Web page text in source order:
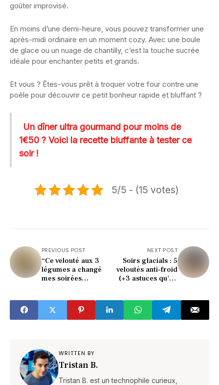
goûter improvisé.
En moins d’une demi-heure, vous pouvez transformer une
après-midi ordinaire en un moment cozy. Avec une boule
de glace ou un nuage de chantilly, c’est la touche sucrée
idéale pour enchanter petits et grands.
Et vous ? Êtes-vous prêt à troquer votre four contre une
poêle pour découvrir ce petit bonheur rapide et bluffant ?
Un dîner ultra gourmand pour moins de
1€50 ? Voici la recette bluffante à tester ce
soir !
5/5 - (15 votes)
PREVIOUS POST
“Ce velouté aux 3
légumes a changé
mes soirées
NEXT POST
Soirs glacials : 5
veloutés anti-froid
(+3 astuces qu'on
WRITTEN BY
Tristan B.
Tristan B. est un technophile curieux,